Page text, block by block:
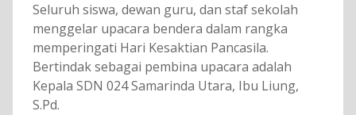
Seluruh siswa, dewan guru, dan staf sekolah
menggelar upacara bendera dalam rangka
memperingati Hari Kesaktian Pancasila.
Bertindak sebagai pembina upacara adalah
Kepala SDN 024 Samarinda Utara, Ibu Liung,
S.Pd.